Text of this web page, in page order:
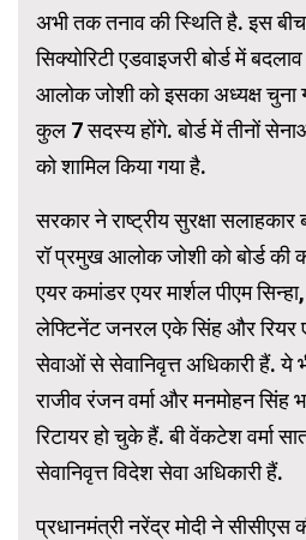
अभी तक तनाव की स्थिति है. इस
सिक्योरिटी एडवाइजरी बोर्ड में
आलोक जोशी को इसका अध्यक्ष चुना
कुल 7 सदस्य होंगे. बोर्ड में तीनों
को शामिल किया गया है.
सरकार ने राष्ट्रीय सुरक्षा सलाहकार
रॉ प्रमुख आलोक जोशी को बोर्ड की
एयर कमांडर एयर मार्शल पीएम
लेफ्टिनेंट जनरल एके सिंह और रियर
सेवाओं से सेवानिवृत्त अधिकारी हैं. ये
राजीव रंजन वर्मा और मनमोहन सिंह
रिटायर हो चुके हैं. बी वेंकटेश वर्मा
सेवानिवृत्त विदेश सेवा अधिकारी हैं.
प्रधानमंत्री नरेंद्र मोदी ने सीसीएस